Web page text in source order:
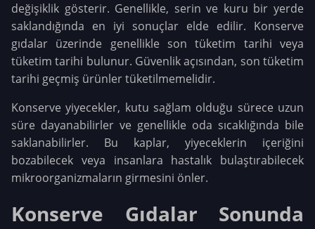
değişiklik gösterir. Genellikle, serin ve kuru bir yerde
saklandığında en iyi sonuçlar elde edilir. Konserve
gıdalar üzerinde genellikle son tüketim tarihi veya
tüketim tarihi bulunur. Güvenlik açısından, son tüketim
tarihi geçmiş ürünler tüketilmemelidir.
Konserve yiyecekler, kutu sağlam olduğu sürece uzun
süre dayanabilirler ve genellikle oda sıcaklığında bile
saklanabilirler. Bu kaplar, yiyeceklerin içeriğini
bozabilecek veya insanlara hastalık bulaştırabilecek
mikroorganizmaların girmesini önler.
Konserve Gıdalar Sonunda